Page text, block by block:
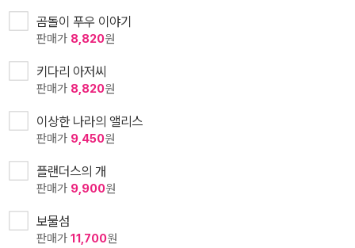
곰돌이 푸우 이야기
판매가 8,820원
키다리 아저씨
판매가 8,820원
이상한 나라의 앨리스
판매가 9,450원
플랜더스의 개
판매가 9,900원
보물섬
판매가 11,700원